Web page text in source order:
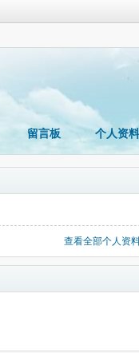
留言板 个人资料
查看全部个人资